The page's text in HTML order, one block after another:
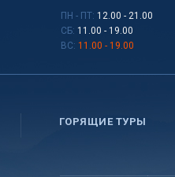
ПН - ПТ: 12.00 - 21.00
СБ: 11.00 - 19.00
ВС: 11.00 - 19.00
ГОРЯЩИЕ ТУРЫ